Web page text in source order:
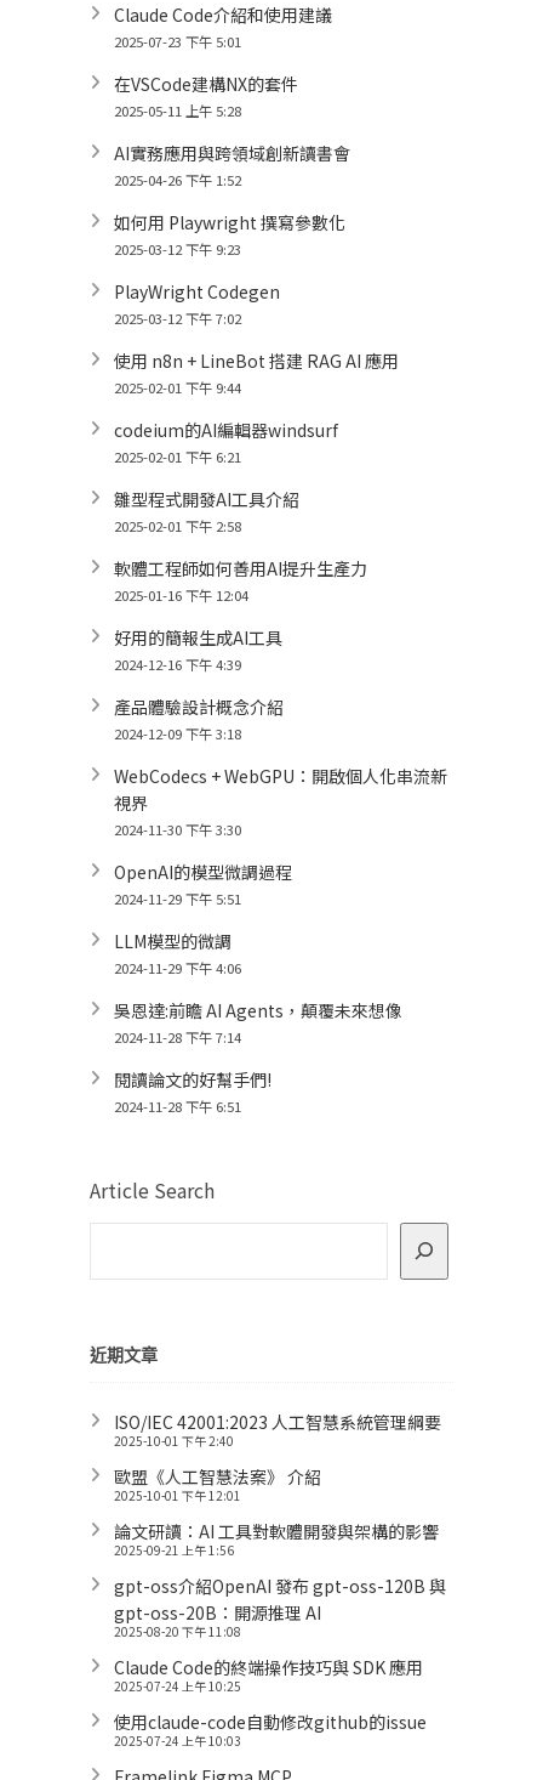
Claude Code介紹和使用建議
2025-07-23 下午 5:01
在VSCode建構NX的套件
2025-05-11 上午 5:28
AI實務應用與跨領域創新讀書會
2025-04-26 下午 1:52
如何用 Playwright 撰寫參數化
2025-03-12 下午 9:23
PlayWright Codegen
2025-03-12 下午 7:02
使用 n8n + LineBot 搭建 RAG AI 應用
2025-02-01 下午 9:44
codeium的AI編輯器windsurf
2025-02-01 下午 6:21
雛型程式開發AI工具介紹
2025-02-01 下午 2:58
軟體工程師如何善用AI提升生產力
2025-01-16 下午 12:04
好用的簡報生成AI工具
2024-12-16 下午 4:39
產品體驗設計概念介紹
2024-12-09 下午 3:18
WebCodecs + WebGPU：開啟個人化串流新
視界
2024-11-30 下午 3:30
OpenAI的模型微調過程
2024-11-29 下午 5:51
LLM模型的微調
2024-11-29 下午 4:06
吳恩達:前瞻 AI Agents，顛覆未來想像
2024-11-28 下午 7:14
閱讀論文的好幫手們!
2024-11-28 下午 6:51
Article Search
近期文章
ISO/IEC 42001:2023 人工智慧系統管理綱要
2025-10-01 下午 2:40
歐盟《人工智慧法案》 介紹
2025-10-01 下午 12:01
論文研讀：AI 工具對軟體開發與架構的影響
2025-09-21 上午 1:56
gpt-oss介紹OpenAI 發布 gpt-oss-120B 與
gpt-oss-20B：開源推理 AI
2025-08-20 下午 11:08
Claude Code的終端操作技巧與 SDK 應用
2025-07-24 上午 10:25
使用claude-code自動修改github的issue
2025-07-24 上午 10:03